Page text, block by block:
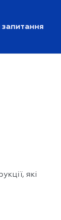
запитання
які